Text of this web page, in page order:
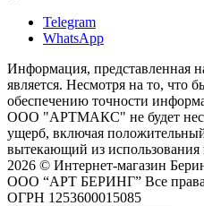
Telegram
WhatsApp
Информация, представленная
является. Несмотря на то, что
обеспечению точности
ООО "АРТМАКС" не будет
ущерб, включая
вытекающий из
2026 © Интернет-магазин
ООО “АРТ БЕРИНГ” Все
ОГРН 1253600015085